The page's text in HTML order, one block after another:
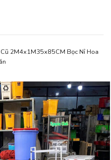
2M4x1M35x85CM Bọc Nỉ Hoa